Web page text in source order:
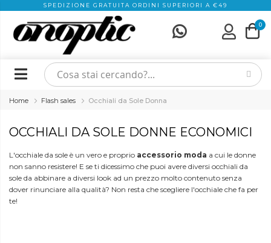
SPEDIZIONE GRATUITA ORDINI SUPERIORI A €49
0
Home Flash sales Occhiali da Sole Donna
OCCHIALI DA SOLE DONNE ECONOMICI
L'occhiale da sole è un vero e proprio accessorio moda a cui le donne
non sanno resistere! E se ti dicessimo che puoi avere diversi occhiali da
sole da abbinare a diversi look ad un prezzo molto contenuto senza
dover rinunciare alla qualità? Non resta che scegliere l'occhiale che fa per
te!